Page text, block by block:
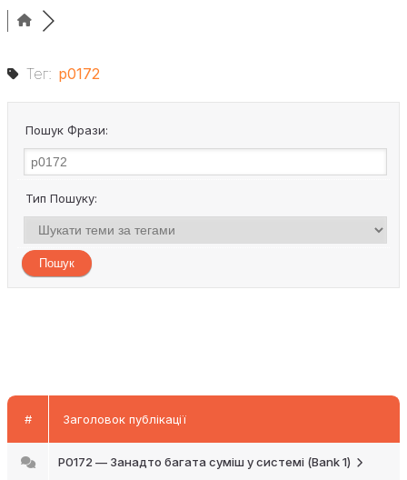
Тег: p0172
Пошук Фрази:
Тип Пошуку:
# Заголовок публікації
P0172 — Занадто багата суміш у системі (Bank 1)